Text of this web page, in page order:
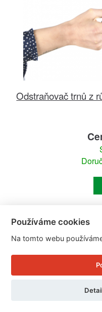
Odstraňovač trnů z
Používáme cookies
Na tomto webu